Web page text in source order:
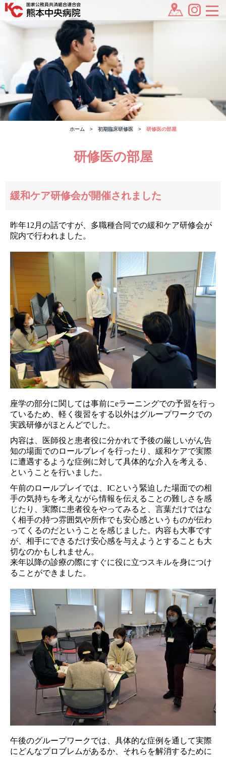
ホーム 初期臨床研修医 研修医の部屋
研修医の部屋
緩和ケア研修会が開催されました
昨年12月の話ですが、多職種合同での緩和ケア研修会が
院内で行われました。
座学の部分に関しては事前にeラーニングでの予習を行っ
ているため、軽く復習をする以外はグループワークでの
実践研修がほとんどでした。
内容は、医師役と患者役に分かれて予後の厳しいがん告
知の場面でのロールプレイを行ったり、緩和ケアで実際
に遭遇するような症例に対して具体的な介入を考える、
ということを行いました。
午前のロールプレイでは、ICという緊迫した場面での相
手の気持ちを考えながら情報を伝えることの難しさを感
じたり、実際に患者役をやってみると、言葉だけではな
く相手の持つ雰囲気や所作でも安心感というものが伝わ
ってくるのだということを感じました。内容も大事です
が、相手にできるだけ安心感を与えようとすることも大
切なのかもしれません。
来年以降の診療の際にすぐに役に立つスキルを身につけ
ることができました。
午後のグループワークでは、具体的な症例を通して実際
にどんなプロブレムがあるか、それらを解消するために